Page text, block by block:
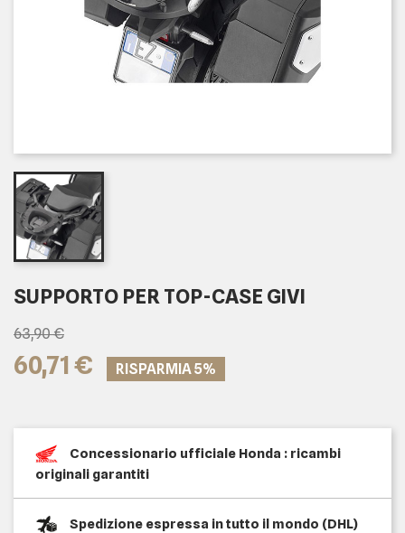
SUPPORTO PER TOP-CASE GIVI
63,90 €
60,71 € RISPARMIA 5%
Concessionario ufficiale Honda : ricambi
originali garantiti
Spedizione espressa in tutto il mondo (DHL)